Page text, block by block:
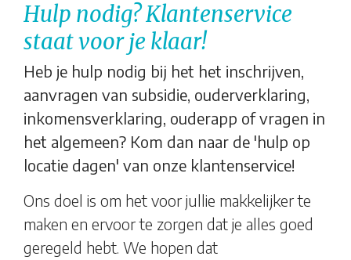
Hulp nodig? Klantenservice
staat voor je klaar!
Heb je hulp nodig bij het het inschrijven,
aanvragen van subsidie, ouderverklaring,
inkomensverklaring, ouderapp of vragen in
het algemeen? Kom dan naar de 'hulp op
locatie dagen' van onze klantenservice!
Ons doel is om het voor jullie makkelijker te
maken en ervoor te zorgen dat je alles goed
geregeld hebt. We hopen dat